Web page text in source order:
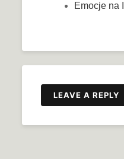
Emocje na I
LEAVE A REPLY